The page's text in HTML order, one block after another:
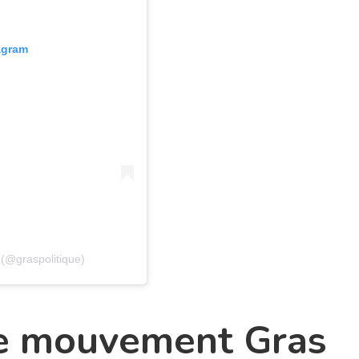
mouvement Gras